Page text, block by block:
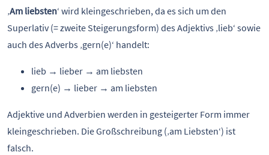
‚Am liebsten‘ wird kleingeschrieben, da es sich um den
Superlativ (= zweite Steigerungsform) des Adjektivs ‚lieb‘ sowie
auch des Adverbs ‚gern(e)‘ handelt:
lieb → lieber → am liebsten
gern(e) → lieber → am liebsten
Adjektive und Adverbien werden in gesteigerter Form immer
kleingeschrieben. Die Großschreibung (‚am Liebsten‘) ist
falsch.